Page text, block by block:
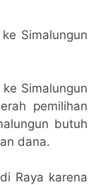
Simalungun
Simalungun
pemilihan
butuh
dana.
Raya karena